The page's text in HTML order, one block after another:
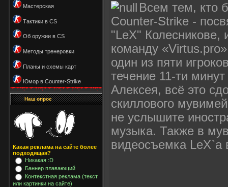
Мастерская
Тактики в CS
Об оружии в CS
Методы тренеровки
Планы и схемы карт
Юмор в Counter-Strike
Наш опрос
Какая реклама на сайте более
подходящая?
Никакая :D
Баннер плавающий
Контекстная реклама (текст
или картинки на сайте)
Всем тем, кто
Counter-Strike -
"LeX" Колесникове,
команду
один из пяти
течение 11-ти
Алексея, всё это
скиллового
не услышите
музыка. Также в
видеосъемка LeX`a